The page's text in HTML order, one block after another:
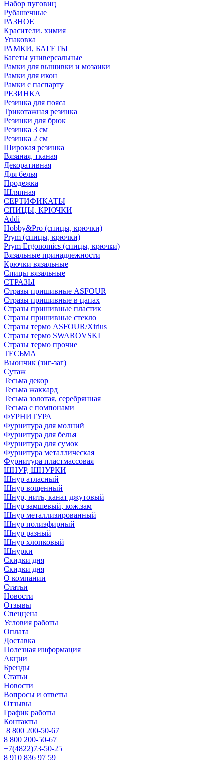
Набор пуговиц
Рубашечные
РАЗНОЕ
Красители. химия
Упаковка
РАМКИ, БАГЕТЫ
Багеты универсальные
Рамки для вышивки и мозаики
Рамки для икон
Рамки с паспарту
РЕЗИНКА
Резинка для пояса
Трикотажная резинка
Резинки для брюк
Резинка 3 см
Резинка 2 см
Широкая резинка
Вязаная, тканая
Декоративная
Для белья
Продежка
Шляпная
СЕРТИФИКАТЫ
СПИЦЫ, КРЮЧКИ
Addi
Hobby&Pro (спицы, крючки)
Prym (спицы, крючки)
Prym Ergonomics (спицы, крючки)
Вязальные принадлежности
Крючки вязальные
Спицы вязальные
СТРАЗЫ
Стразы пришивные ASFOUR
Стразы пришивные в цапах
Стразы пришивные пластик
Стразы пришивные стекло
Стразы термо ASFOUR/Xirius
Стразы термо SWAROVSKI
Стразы термо прочие
ТЕСЬМА
Вьюнчик (зиг-заг)
Сутаж
Тесьма декор
Тесьма жаккард
Тесьма золотая, серебрянная
Тесьма с помпонами
ФУРНИТУРА
Фурнитура для молний
Фурнитура для белья
Фурнитура для сумок
Фурнитура металлическая
Фурнитура пластмассовая
ШНУР, ШНУРКИ
Шнур атласный
Шнур вощенный
Шнур, нить, канат джутовый
Шнур замшевый, кож.зам
Шнур металлизированный
Шнур полиэфирный
Шнур разный
Шнур хлопковый
Шнурки
Скидки дня
Скидки дня
О компании
Статьи
Новости
Отзывы
Спеццена
Условия работы
Оплата
Доставка
Полезная информация
Акции
Бренды
Статьи
Новости
Вопросы и ответы
Отзывы
График работы
Контакты
8 800 200-50-67
8 800 200-50-67
+7(4822)73-50-25
8 910 836 97 59